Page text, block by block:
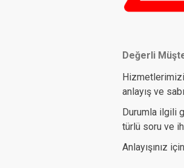
Değerli
anlayış ve
Durumla ilgili
türlü soru ve
Anlayışınız